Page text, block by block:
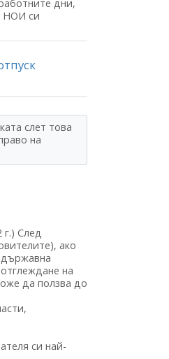
дни,
НОИ си
слет това
на
г.) След
ако
държавна
на
да ползва до
си най-